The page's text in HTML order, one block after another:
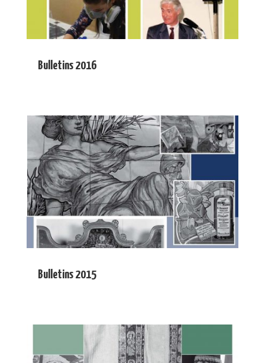
Bulletins 2016
Bulletins 2015